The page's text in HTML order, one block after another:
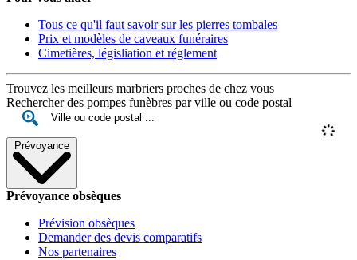
Tous ce qu'il faut savoir sur les pierres tombales
Prix et modèles de caveaux funéraires
Cimetières, législiation et réglement
Trouvez les meilleurs marbriers proches de chez vous
Rechercher des pompes funèbres par ville ou code postal
Prévoyance
Prévoyance obsèques
Prévision obsèques
Demander des devis comparatifs
Nos partenaires